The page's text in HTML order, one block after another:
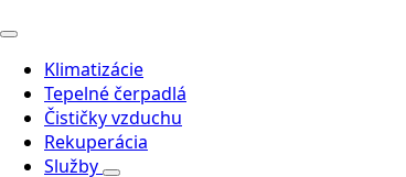
Klimatizácie
Tepelné čerpadlá
Čističky vzduchu
Rekuperácia
Služby